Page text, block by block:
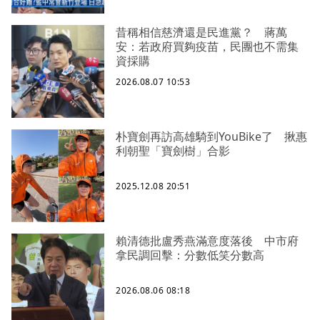
昔稱相信慈濟還是民進黨？ 蔣萬
安：若政府買夠疫苗，民團也不需集
資採購
2026.08.07 10:53
朴寶劍再訪高雄騎到YouBike了 揪惠
利朝聖「寶劍樹」合影
2025.12.08 20:51
賴清德批盧秀燕滿意度落後 中市府
拿民調回擊：分數低笑分數高
2026.08.06 08:18